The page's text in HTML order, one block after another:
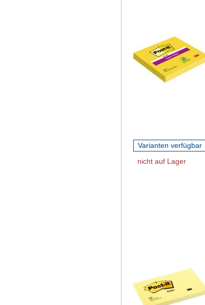
Varianten verfügbar
nicht auf Lager